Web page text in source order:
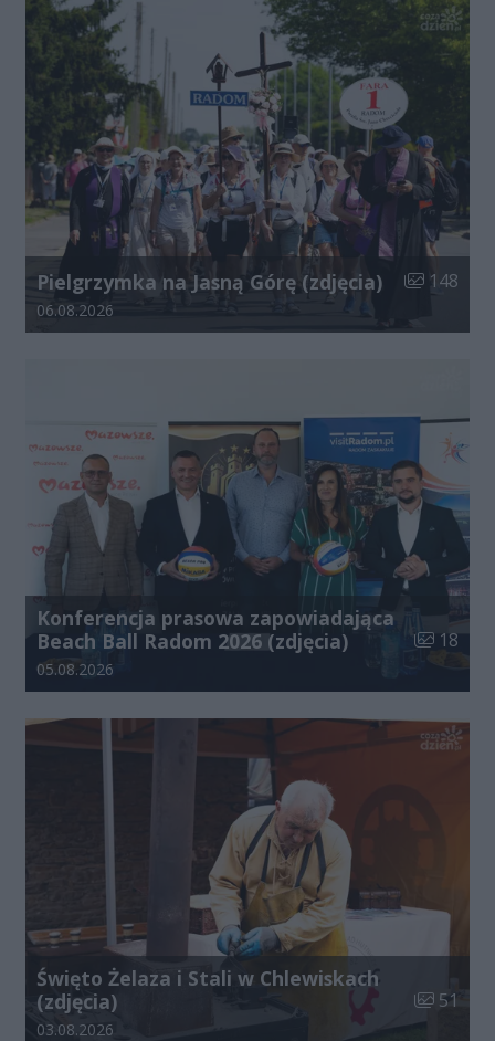
Pielgrzymka na Jasną Górę (zdjęcia) Liczba
148
Data dodania galerii:
06.08.2026
Konferencja prasowa zapowiadająca
Beach Ball Radom 2026 (zdjęcia)
Liczba
18
Data dodania galerii:
05.08.2026
Święto Żelaza i Stali w Chlewiskach
(zdjęcia)
Liczba
51
Data dodania galerii:
03.08.2026